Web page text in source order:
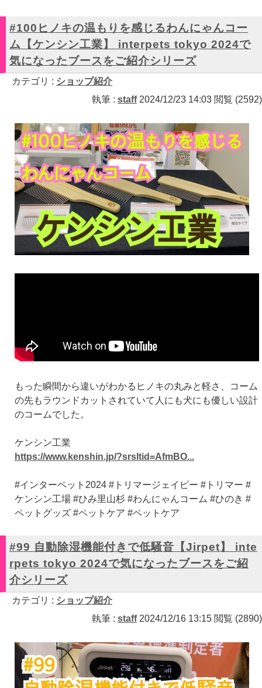
#100ヒノキの温もりを感じるわんにゃんコー
ム【ケンシン工業】 interpets tokyo 2024で
気になったブースをご紹介シリーズ
カテゴリ : ショップ紹介
執筆 : staff 2024/12/23 14:03 閲覧 (2592)
もった瞬間から違いがわかるヒノキの丸みと軽さ、コーム
の先もラウンドカットされていて人にも犬にも優しい設計
のコームでした。
ケンシン工業
https://www.kenshin.jp/?srsltid=AfmBO...
#インターペット2024 #トリマージェイピー #トリマー #
ケンシン工場 #ひみ里山杉 #わんにゃんコーム #ひのき #
ペットグッズ #ペットケア #ペットケア
#99 自動除湿機能付きで低騒音【Jirpet】 inte
rpets tokyo 2024で気になったブースをご紹
介シリーズ
カテゴリ : ショップ紹介
執筆 : staff 2024/12/16 13:15 閲覧 (2890)